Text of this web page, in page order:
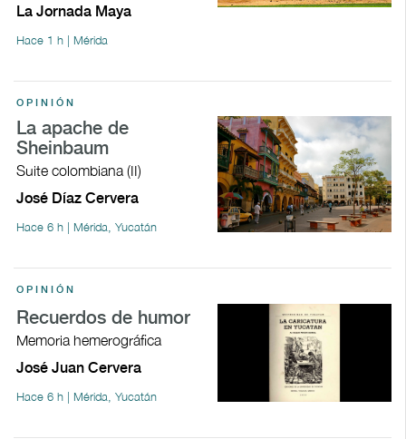
La Jornada Maya
Hace 1 h | Mérida
OPINIÓN
La apache de
Sheinbaum
Suite colombiana (II)
José Díaz Cervera
Hace 6 h | Mérida, Yucatán
OPINIÓN
Recuerdos de humor
Memoria hemerográfica
José Juan Cervera
Hace 6 h | Mérida, Yucatán